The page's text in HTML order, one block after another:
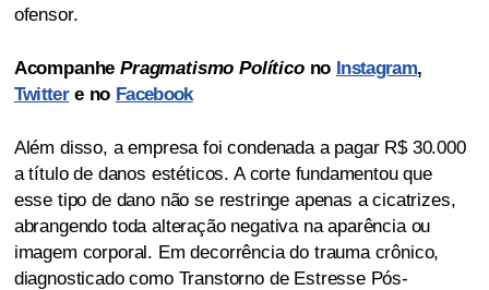
ofensor.
AcompanhePragmatismo Políticono Instagram,
Twittere no Facebook
Além disso, a empresa foi condenada a pagar R$ 30.000
a título de danos estéticos. A corte fundamentou que
esse tipo de dano não se restringe apenas a cicatrizes,
abrangendo toda alteração negativa na aparência ou
imagem corporal. Em decorrência do trauma crônico,
diagnosticado como Transtorno de Estresse Pós-